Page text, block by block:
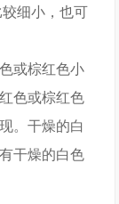
细小，也可
或棕红色小
色或棕红色
。干燥的白
干燥的白色